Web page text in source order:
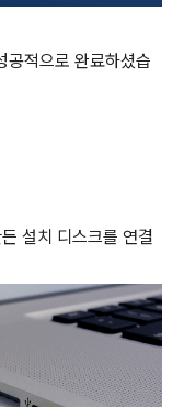
공적으로 완료하셨습
설치 디스크를 연결